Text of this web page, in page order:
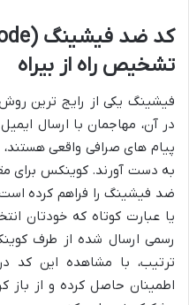
تشخیص راه از بیراه
فیشینگ یکی از رایج ترین
در آن، مهاجمان با ارسال
پیام های صرافی واقعی
به دست آورند. کوینکس برای
ضد فیشینگ را فراهم کرده
یا عبارت کوتاه که خودتان
رسمی ارسال شده از طرف
ترتیب، با مشاهده این کد
اطمینان حاصل کرده و از